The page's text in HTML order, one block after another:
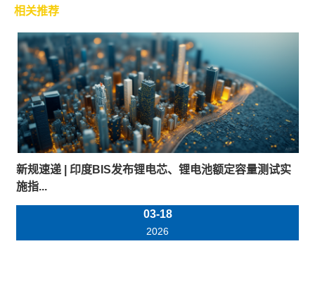
相关推荐
新规速递 | 印度BIS发布锂电芯、锂电池额定容量测试实
施指...
03-18
2026